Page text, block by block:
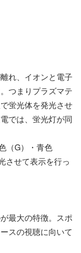
れ、イオンと電子
つまりプラズマテ
蛍光体を発光させ
では、蛍光灯が同
（G）・青色
させて表示を行っ
最大の特徴。スポ
スの視聴に向いて